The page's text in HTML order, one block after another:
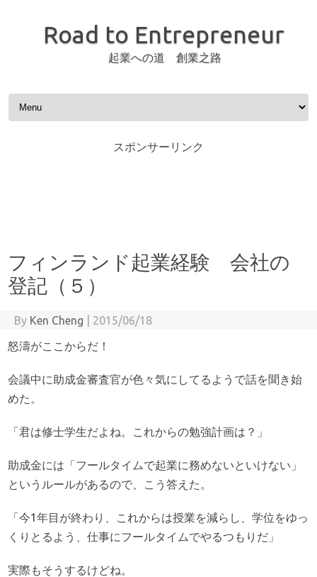
Road to Entrepreneur
起業への道 創業之路
Skip to content
スポンサーリンク
フィンランド起業経験 会社の
登記（５）
By Ken Cheng
2015/06/18
怒濤がここからだ！
会議中に助成金審査官が色々気にしてるようで話を聞き始
めた。
「君は修士学生だよね。これからの勉強計画は？」
助成金には「フールタイムで起業に務めないといけない」
というルールがあるので、こう答えた。
「今1年目が終わり、これからは授業を減らし、学位をゆっ
くりとるよう、仕事にフールタイムでやるつもりだ」
実際もそうするけどね。